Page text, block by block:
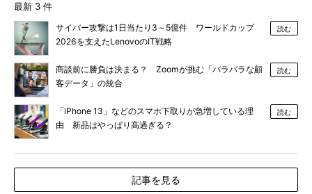
最新 3 件
サイバー攻撃は1日当たり3～5億件 ワールドカップ
2026を支えたLenovoのIT戦略
読む
商談前に勝負は決まる？ Zoomが挑む「バラバラな顧
客データ」の統合
読む
「iPhone 13」などのスマホ下取りが急増している理
由 新品はやっぱり高過ぎる？
読む
記事を見る